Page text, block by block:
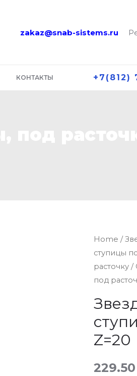
zakaz@snab-sistems.ru
КОНТАКТЫ +7(812)
Home /
ступицы
расточку/
под
Z=20
229.50
05B-
1
без
ступицы,
расточку,
Z=20